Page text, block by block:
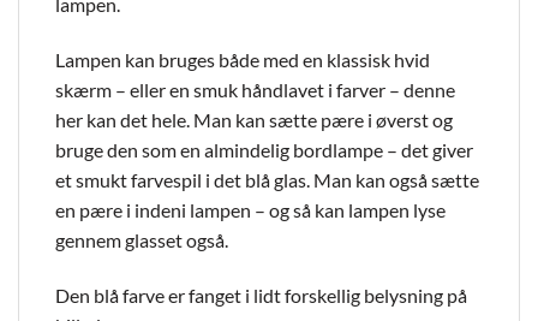
Lampen kan bruges både med en klassisk hvid
skærm – eller en smuk håndlavet i farver – denne
her kan det hele. Man kan sætte pære i øverst og
bruge den som en almindelig bordlampe – det giver
et smukt farvespil i det blå glas. Man kan også sætte
en pære i indeni lampen – og så kan lampen lyse
gennem glasset også.
Den blå farve er fanget i lidt forskellig belysning på